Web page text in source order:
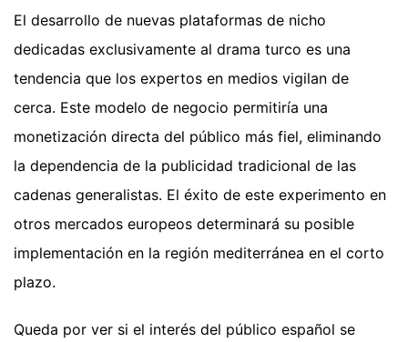
El desarrollo de nuevas plataformas de nicho
dedicadas exclusivamente al drama turco es una
tendencia que los expertos en medios vigilan de
cerca. Este modelo de negocio permitiría una
monetización directa del público más fiel, eliminando
la dependencia de la publicidad tradicional de las
cadenas generalistas. El éxito de este experimento en
otros mercados europeos determinará su posible
implementación en la región mediterránea en el corto
plazo.
Queda por ver si el interés del público español se